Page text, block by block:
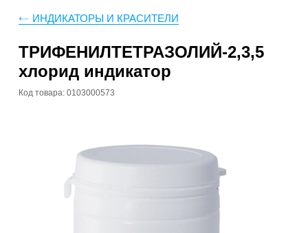
ИНДИКАТОРЫ И КРАСИТЕЛИ
ТРИФЕНИЛТЕТРАЗОЛИЙ-2,3,5
хлорид индикатор
Код товара: 0103000573